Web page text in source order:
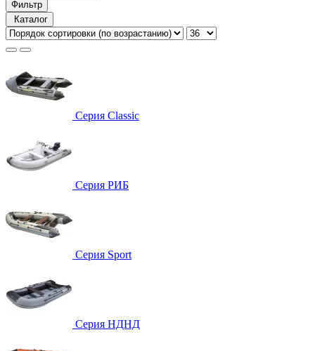
Фильтр
Каталог
Серия Classic
Серия РИБ
Серия Sport
Серия НДНД